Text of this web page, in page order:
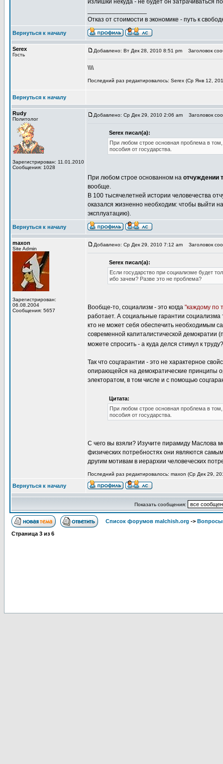
излишки некуда - не будет он затрачиваться
Отказ от стоимости в экономике - путь к
Вернуться к началу
Serex
Гость
Добавлено: Вт Дек 28, 2010 8:51 pm Заголовок
\\\\
Последний раз редактировалось: Serex (Ср Янв 12,
Вернуться к началу
Rudy
Политолог
Зарегистрирован: 11.01.2010
Сообщения: 1028
Добавлено: Ср Дек 29, 2010 2:06 am Заголовок
Serex писал(а):
При любом строе основная проблема в
пособия от государства.
При любом строе основанном на отчуждении
вообще.
В 100 тысячелетней истории человечества
оказался жизненно необходим: чтобы выйти
эксплуатацию).
Вернуться к началу
maxon
Site Admin
Зарегистрирован:
06.08.2004
Сообщения: 5657
Добавлено: Ср Дек 29, 2010 7:12 am Заголовок
Serex писал(а):
Если государство при социализме будет
ибо зачем? Разве это не проблема?
Вообще-то, социализм - это когда "каждому по
работает. А социальные гарантии социализма
кто не может себя обеспечить необходимым
современной капиталистической демократии
можете спросить - а куда делся стимул к
Так что соцгарантии - это не характерное
опирающейся на демократические принципы
электоратом, в том числе и с помощью
Цитата:
При любом строе основная проблема в
пособия от государства.
С чего вы взяли? Изучите пирамиду Маслова
физических потребностях они являются
другим мотивам в иерархии человеческих
Последний раз редактировалось: maxon (Ср Дек 29,
Вернуться к началу
Показать сообщения:
Список форумов malchish.org -> Вопросы
Страница 3 из 6